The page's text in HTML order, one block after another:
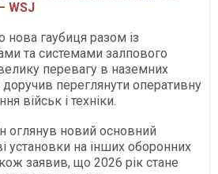
WSJ
гаубиця разом із
та системами залпового
перевагу в наземних
доручив переглянути оперативну
військ і техніки.
оглянув новий основний
установки на інших оборонних
заявив, що 2026 рік стане